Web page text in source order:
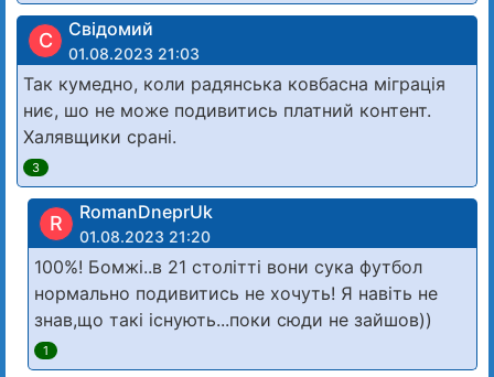
С Свідомий
01.08.2023 21:03
Так кумедно, коли радянська ковбасна міграція
ниє, шо не може подивитись платний контент.
Халявщики срані.
3
R RomanDneprUk
01.08.2023 21:20
100%! Бомжі..в 21 столітті вони сука футбол
нормально подивитись не хочуть! Я навіть не
знав,що такі існують...поки сюди не зайшов))
1